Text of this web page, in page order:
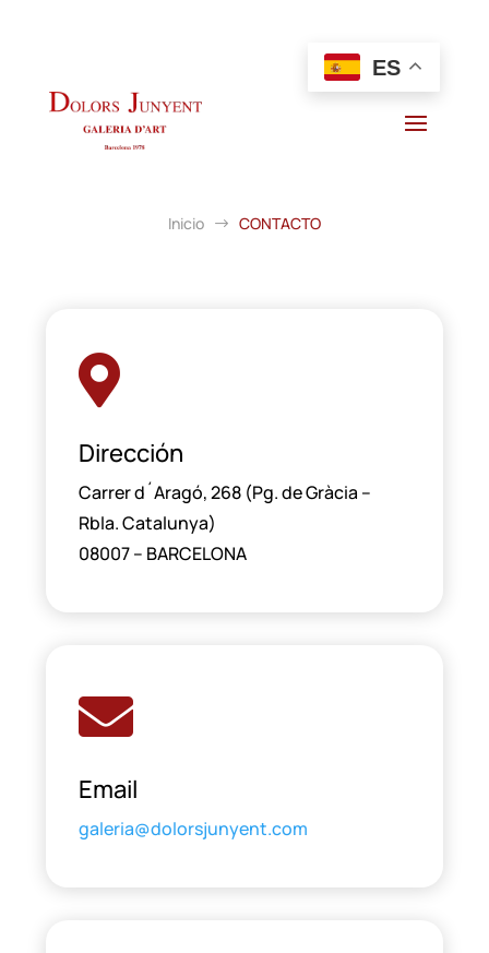
ES
Inicio $ CONTACTO

Dirección
Carrer d´Aragó, 268 (Pg. de Gràcia –
Rbla. Catalunya)
08007 – BARCELONA

Email
galeria@dolorsjunyent.com